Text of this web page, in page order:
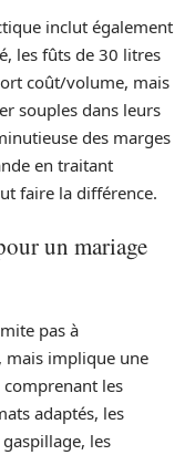
inclut également
les fûts de 30 litres
coût/volume, mais
souples dans leurs
des marges
en traitant
faire la différence.
un mariage
pas à
mais implique une
les
adaptés, les
les